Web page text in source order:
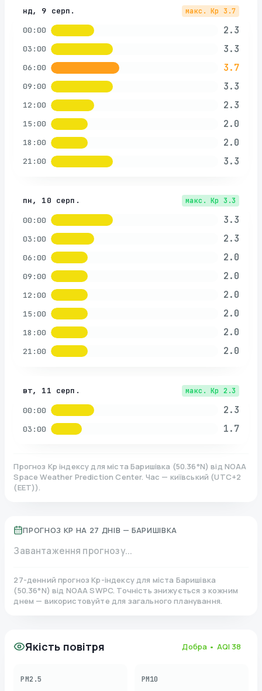
нд, 9 серп. макс. Kp 3.7
00:00 2.3
03:00 3.3
06:00 3.7
09:00 3.3
12:00 2.3
15:00 2.0
18:00 2.0
21:00 3.3
пн, 10 серп. макс. Kp 3.3
00:00 3.3
03:00 2.3
06:00 2.0
09:00 2.0
12:00 2.0
15:00 2.0
18:00 2.0
21:00 2.0
вт, 11 серп. макс. Kp 2.3
00:00 2.3
03:00 1.7
Прогноз Kp індексу для міста Баришівка (50.36°N)від NOAA
Space Weather Prediction Center. Час — київський (UTC+2
(EET)).
ПРОГНОЗ KP НА 27 ДНІВ — БАРИШІВКА
Завантаження прогнозу...
27-денний прогноз Kp-індексу для міста Баришівка
(50.36°N)від NOAA SWPC. Точність знижується з кожним
днем — використовуйте для загального планування.
Якість повітря Добра • AQI 38
PM2.5 PM10